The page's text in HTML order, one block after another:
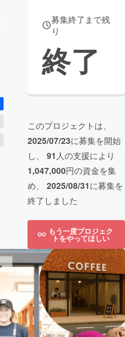
募集終了まで残
り
終了
このプロジェクトは、
2025/07/23に募集を開始
し、 91 人の支援により
1,047,000円の資金を集
め、 2025/08/31に募集を
終了しました
もう一度プロジェク
トをやってほしい